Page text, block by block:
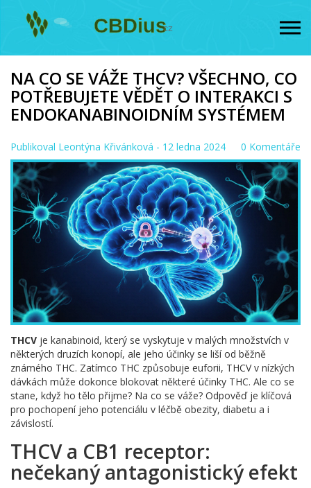
NA CO SE VÁŽE THCV? VŠECHNO, CO
POTŘEBUJETE VĚDĚT O INTERAKCI S
ENDOKANABINOIDNÍM SYSTÉMEM
Publikoval Leontýna Křivánková - 12 ledna 2024 0 Komentáře
THCV je kanabinoid, který se vyskytuje v malých množstvích v
některých druzích konopí, ale jeho účinky se liší od běžně
známého THC. Zatímco THC způsobuje euforii, THCV v nízkých
dávkách může dokonce blokovat některé účinky THC. Ale co se
stane, když ho tělo přijme? Na co se váže? Odpověď je klíčová
pro pochopení jeho potenciálu v léčbě obezity, diabetu a i
závislostí.
THCV a CB1 receptor:
nečekaný antagonistický efekt